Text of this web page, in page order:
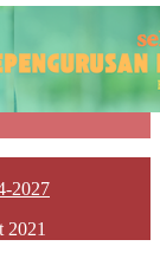
2027